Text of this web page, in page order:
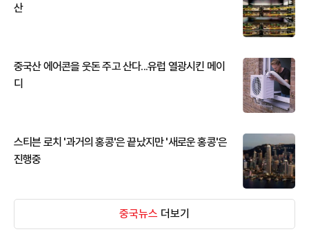
산
중국산 에어콘을 웃돈 주고 산다...유럽 열광시킨 메이
디
스티븐 로치 '과거의 홍콩'은 끝났지만 '새로운 홍콩'은
진행중
중국뉴스 더보기